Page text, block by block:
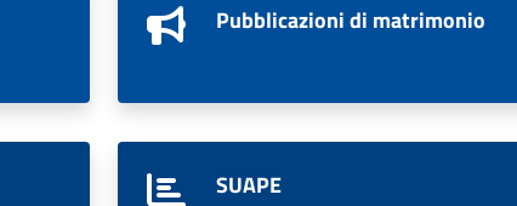
Pubblicazioni di matrimonio
SUAPE